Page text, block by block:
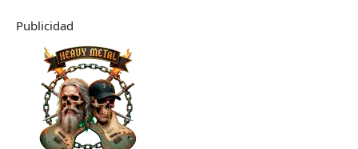
Publicidad